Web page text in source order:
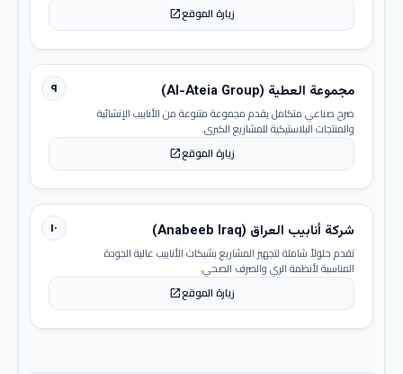
زيارة الموقعopen_in_new
٩ مجموعة العطية (Al-Ateia Group)
صرح صناعي متكامل يقدم مجموعة متنوعة من الأنابيب الإنشائية
والمنتجات البلاستيكية للمشاريع الكبرى.
زيارة الموقعopen_in_new
١٠ شركة أنابيب العراق (Anabeeb Iraq)
تقدم حلولاً شاملة لتجهيز المشاريع بشبكات الأنابيب عالية الجودة
المناسبة لأنظمة الري والصرف الصحي.
زيارة الموقعopen_in_new